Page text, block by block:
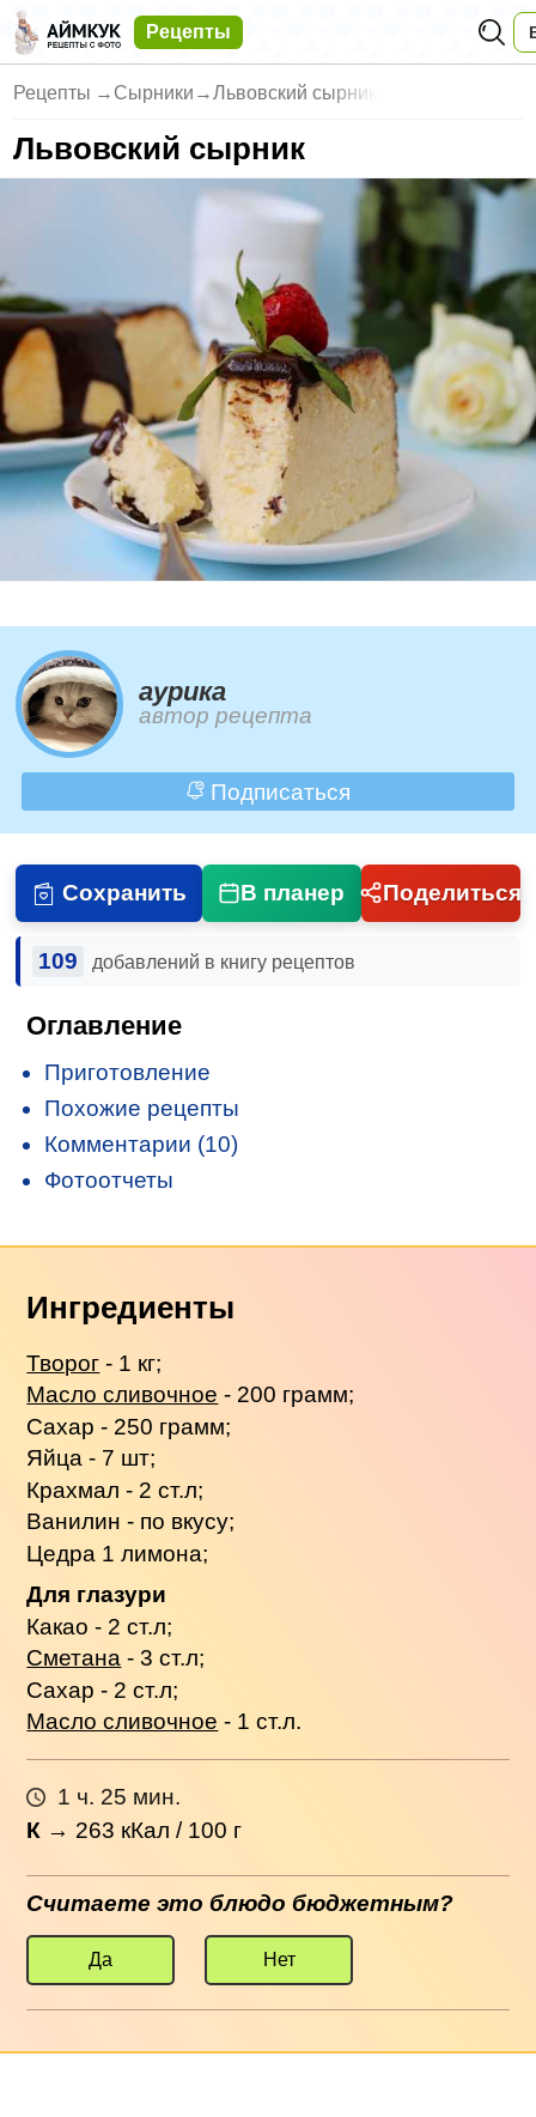
Рецепты
Рецепты → Сырники →Львовский сырник
Львовский сырник
aурика
автор рецепта
Подписаться
Сохранить В планер Поделиться
109 добавлений в книгу рецептов
Оглавление
Приготовление
Похожие рецепты
Комментарии (10)
Фотоотчеты
Ингредиенты
Творог - 1 кг;
Масло сливочное - 200 грамм;
Сахар - 250 грамм;
Яйца - 7 шт;
Крахмал - 2 ст.л;
Ванилин - по вкусу;
Цедра 1 лимона;
Для глазури
Какао - 2 ст.л;
Сметана - 3 ст.л;
Сахар - 2 ст.л;
Масло сливочное - 1 ст.л.
1 ч. 25 мин.
К → 263 кКал / 100 г
Считаете это блюдо бюджетным?
Да Нет